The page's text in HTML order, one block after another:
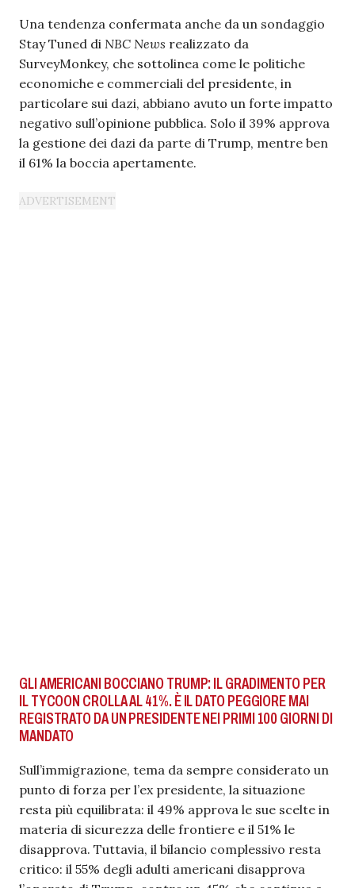
Una tendenza confermata anche da un sondaggio
Stay Tuned di NBC News realizzato da
SurveyMonkey, che sottolinea come le politiche
economiche e commerciali del presidente, in
particolare sui dazi, abbiano avuto un forte impatto
negativo sull’opinione pubblica. Solo il 39% approva
la gestione dei dazi da parte di Trump, mentre ben
il 61% la boccia apertamente.
GLI AMERICANI BOCCIANO TRUMP: IL GRADIMENTO PER
IL TYCOON CROLLA AL 41%. È IL DATO PEGGIORE MAI
REGISTRATO DA UN PRESIDENTE NEI PRIMI 100 GIORNI DI
MANDATO
Sull’immigrazione, tema da sempre considerato un
punto di forza per l’ex presidente, la situazione
resta più equilibrata: il 49% approva le sue scelte in
materia di sicurezza delle frontiere e il 51% le
disapprova. Tuttavia, il bilancio complessivo resta
critico: il 55% degli adulti americani disapprova